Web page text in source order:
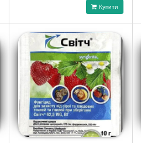
Купити